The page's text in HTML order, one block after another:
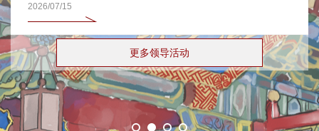
2026/07/15
更多领导活动